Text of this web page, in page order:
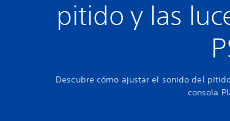
pitido y las
Descubre cómo ajustar el sonido del
consola